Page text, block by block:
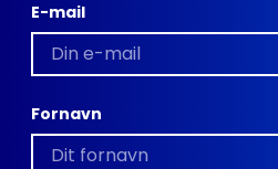
E-mail
Fornavn